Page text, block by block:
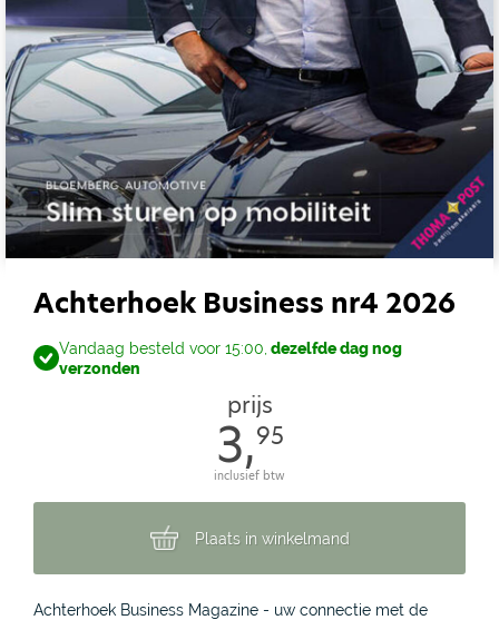
Achterhoek Business nr4 2026
Vandaag besteld voor 15:00, dezelfde dag nog
verzonden
prijs
3,95
inclusief btw
Plaats in winkelmand
Achterhoek Business Magazine - uw connectie met de